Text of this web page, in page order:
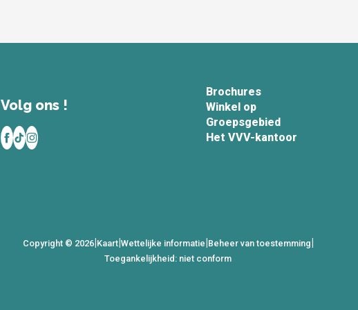
Volg ons !
Brochures
Winkel op
Groepsgebied
Het VVV-kantoor
Copyright © 2026|Kaart|Wettelijke informatie|Beheer van toestemming|
Toegankelijkheid: niet conform